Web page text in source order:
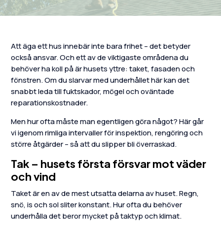
Att äga ett hus innebär inte bara frihet – det betyder
också ansvar. Och ett av de viktigaste områdena du
behöver ha koll på är husets yttre: taket, fasaden och
fönstren. Om du slarvar med underhållet här kan det
snabbt leda till fuktskador, mögel och oväntade
reparationskostnader.
Men hur ofta måste man egentligen göra något? Här går
vi igenom rimliga intervaller för inspektion, rengöring och
större åtgärder – så att du slipper bli överraskad.
Tak – husets första försvar mot väder
och vind
Taket är en av de mest utsatta delarna av huset. Regn,
snö, is och sol sliter konstant. Hur ofta du behöver
underhålla det beror mycket på taktyp och klimat.